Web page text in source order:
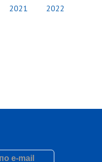
2021 2022